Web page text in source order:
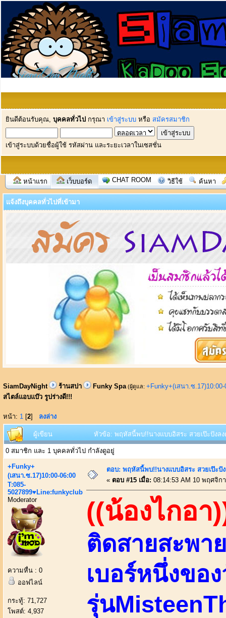
ยินดีต้อนรับคุณ, บุคคลทั่วไป กรุณา เข้าสู่ระบบ หรือ สมัครสมาชิก
เข้าสู่ระบบด้วยชื่อผู้ใช้ รหัสผ่าน และระยะเวลาในเซสชั่น
หน้าแรก เว็บบอร์ด CHAT ROOM วิธีใช้ ค้นหา
แจ้งถึงบุคคลทั่วไปที่เข้ามา
SiamDayNight ร้านสปา Funky Spa (ผู้ดูแล: +Funky+(เสนา.ซ
สไตล์แอบแบ๊ว รูปร่างดี!!!
หน้า: 1 [2] ลงล่าง
ผู้เขียน หัวข้อ: พฤหัสนี้พบ!!นางแบบอิสระ สวยเป๊ะปังล
0 สมาชิก และ 1 บุคคลทั่วไป กำลังดูอยู่
+Funky+
(เสนา.ซ.17)10:00-06:00
T:085-
5027899♥Line:funkyclub
Moderator
ความหื่น : 0
ออฟไลน์
กระทู้: 71,727
โพสต์: 4,937
ตอบ: พฤหัสนี้พบ!!นางแบบอิสระ สวยเป๊ะปั
« ตอบ #15 เมื่อ: 08:14:53 AM 10 พฤศจิก
((น้องไกอา
ติดสายสะพา
เบอร์หนึ่งขอ
รุ่น